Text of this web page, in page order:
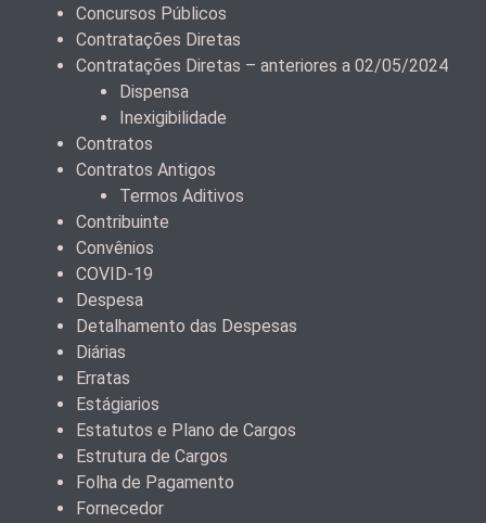
Concursos Públicos
Contratações Diretas
Contratações Diretas – anteriores a 02/05/2024
Dispensa
Inexigibilidade
Contratos
Contratos Antigos
Termos Aditivos
Contribuinte
Convênios
COVID-19
Despesa
Detalhamento das Despesas
Diárias
Erratas
Estágiarios
Estatutos e Plano de Cargos
Estrutura de Cargos
Folha de Pagamento
Fornecedor